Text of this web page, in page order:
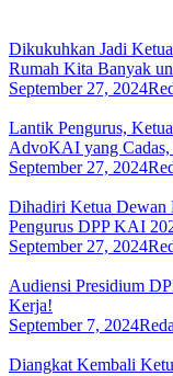
Dikukuhkan Jadi
Rumah Kita Banyak
September 27, 2024
Lantik Pengurus,
AdvoKAI yang Cadas,
September 27, 2024
Dihadiri Ketua Dewan
Pengurus DPP KAI
September 27, 2024
Audiensi Presidium
Kerja!
September 7, 2024
Diangkat Kembali